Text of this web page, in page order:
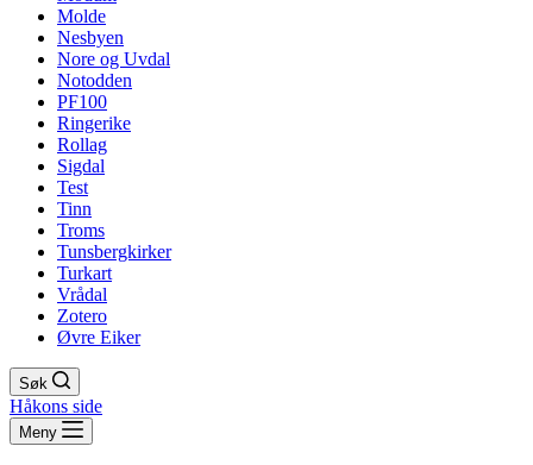
Molde
Nesbyen
Nore og Uvdal
Notodden
PF100
Ringerike
Rollag
Sigdal
Test
Tinn
Troms
Tunsbergkirker
Turkart
Vrådal
Zotero
Øvre Eiker
Søk
Håkons side
Meny